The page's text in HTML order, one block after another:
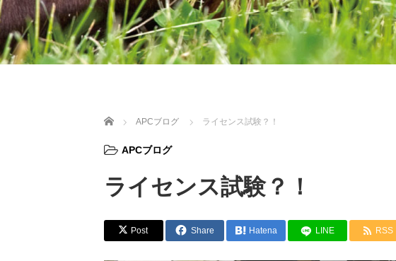
ホーム APCブログ ライセンス試験？！
APCブログ
ライセンス試験？！
Post Share Hatena LINE RSS